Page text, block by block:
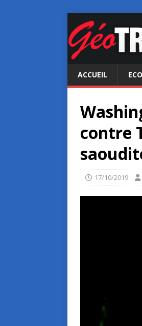
ACCUEIL
contre
17/10/2019